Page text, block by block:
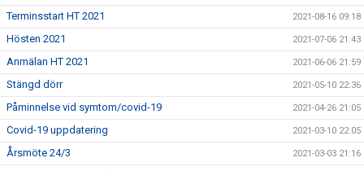
Terminsstart HT 2021 2021-08-16 09:18
Hösten 2021 2021-07-06 21:43
Anmälan HT 2021 2021-06-06 21:59
Stängd dörr 2021-05-10 22:36
Påminnelse vid symtom/covid-19 2021-04-26 21:05
Covid-19 uppdatering 2021-03-10 22:05
Årsmöte 24/3 2021-03-03 21:16